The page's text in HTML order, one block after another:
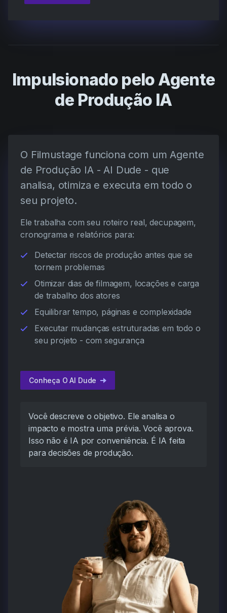
Impulsionado pelo Agente
de Produção IA
O Filmustage funciona com um Agente
de Produção IA - AI Dude - que
analisa, otimiza e executa em todo o
seu projeto.
Ele trabalha com seu roteiro real, decupagem,
cronograma e relatórios para:
Detectar riscos de produção antes que se
tornem problemas
Otimizar dias de filmagem, locações e carga
de trabalho dos atores
Equilibrar tempo, páginas e complexidade
Executar mudanças estruturadas em todo o
seu projeto - com segurança
Conheça O AI Dude
Você descreve o objetivo. Ele analisa o
impacto e mostra uma prévia. Você aprova.
Isso não é IA por conveniência. É IA feita
para decisões de produção.